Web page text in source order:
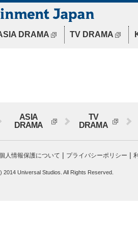
DRAMA TV DRAMA
ASIA
DRAMA
TV
DRAMA
人情報保護について | プライバシーポリシー |
2014 Universal Studios. All Rights Reserved.